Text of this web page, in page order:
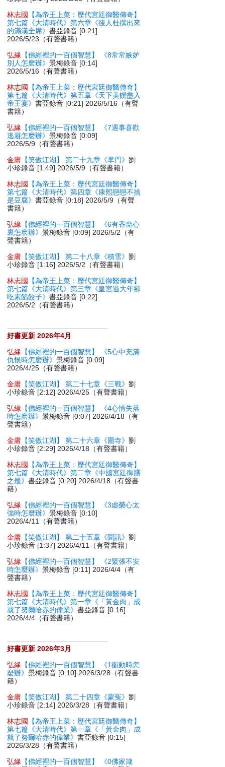
林志國
【為帝王上菜：歷代宮廷御醫傳奇】
第七篇《大清時代》第六章《後人杜撰出來
的滿漢全席》書亞錄音 [0:21]
2026/5/23（有聲書籍）
弘緣 【佛經裡的一百個智慧】 《8常常嫉妒
別人怎麽辦》景梅錄音 [0:14]
2026/5/16（有聲書籍）
林志國
【為帝王上菜：歷代宮廷御醫傳奇】
第七篇《大清時代》第五章《天下美饌盡入
帝王宴》書亞錄音 [0:21] 2026/5/16（有聲
書籍）
弘緣 【佛經裡的一百個智慧】 《7遇事喜歡
逃避怎麽辦》景梅錄音 [0:09]
2026/5/9（有聲書籍）
金庸 【笑傲江湖】 第二十九章《掌門》劉
小珍錄音 [1:49] 2026/5/9（有聲書籍）
林志國
【為帝王上菜：歷代宮廷御醫傳奇】
第七篇《大清時代》第四章《康熙戀戀不捨
是豆腐》書亞錄音 [0:18] 2026/5/9（有聲
書籍）
弘緣 【佛經裡的一百個智慧】 《6有吝嗇心
裏怎麽辦》景梅錄音 [0:09] 2026/5/2（有
聲書籍）
金庸 【笑傲江湖】 第二十八章《積雪》劉
小珍錄音 [1:16] 2026/5/2（有聲書籍）
林志國
【為帝王上菜：歷代宮廷御醫傳奇】
第七篇《大清時代》第三章《皇宮過大年卻
吃素餡餃子》書亞錄音 [0:22]
2026/5/2（有聲書籍）
好書更新 2026年4月
弘緣 【佛經裡的一百個智慧】 《5心中充滿
仇恨時怎麽辦》景梅錄音 [0:09]
2026/4/25（有聲書籍）
金庸 【笑傲江湖】 第二十七章《三戰》劉
小珍錄音 [2:12] 2026/4/25（有聲書籍）
弘緣 【佛經裡的一百個智慧】 《4心情失落
時怎麽辦》景梅錄音 [0:07] 2026/4/18（有
聲書籍）
金庸 【笑傲江湖】 第二十六章《圍寺》劉
小珍錄音 [2:29] 2026/4/18（有聲書籍）
林志國
【為帝王上菜：歷代宮廷御醫傳奇】
第七篇《大清時代》第二章《中國宮廷御膳
之最》書亞錄音 [0:20] 2026/4/18（有聲書
籍）
弘緣 【佛經裡的一百個智慧】 《3虛榮心太
強時怎麼辦》景梅錄音 [0:10]
2026/4/11（有聲書籍）
金庸 【笑傲江湖】 第二十五章《聞訊》劉
小珍錄音 [1:37] 2026/4/11（有聲書籍）
弘緣 【佛經裡的一百個智慧】 《2緊張不安
時怎麼辦》景梅錄音 [0:11] 2026/4/4（有
聲書籍）
林志國
【為帝王上菜：歷代宮廷御醫傳奇】
第七篇《大清時代》第一章《「黃金肉」成
就了努爾哈赤的偉業》書亞錄音 [0:16]
2026/4/4（有聲書籍）
好書更新 2026年3月
弘緣 【佛經裡的一百個智慧】 《1衝動時怎
麼辦》景梅錄音 [0:10] 2026/3/28（有聲書
籍）
金庸 【笑傲江湖】 第二十四章《蒙冤》劉
小珍錄音 [2:14] 2026/3/28（有聲書籍）
林志國
【為帝王上菜：歷代宮廷御醫傳奇】
第七篇《大清時代》第一章《「黃金肉」成
就了努爾哈赤的偉業》書亞錄音 [0:15]
2026/3/28（有聲書籍）
弘緣 【佛經裡的一百個智慧】 《0佛家箴